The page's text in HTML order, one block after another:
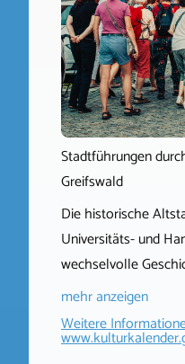
Stadtführungen
Greifswald
Die historische
Universitäts- und
wechselvolle
mehr anzeigen
Weitere